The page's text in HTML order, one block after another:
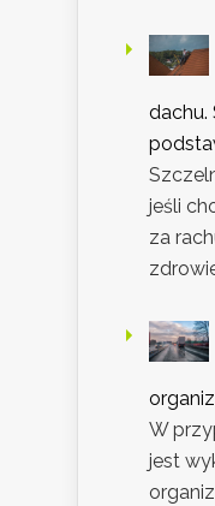
dachu.
jeśli
za
W
jest